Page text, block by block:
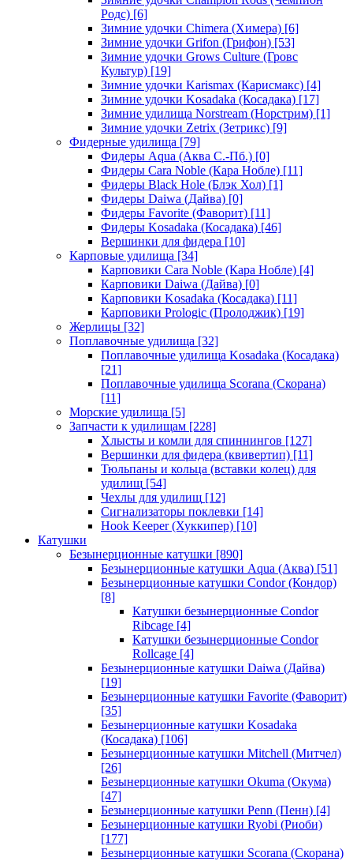
Родс) [6]
Зимние удочки Chimera (Химера) [6]
Зимние удочки Grifon (Грифон) [53]
Зимние удочки Grows Culture (Гровс
Культур) [19]
Зимние удочки Karismax (Карисмакс) [4]
Зимние удочки Kosadaka (Косадака) [17]
Зимние удилища Norstream (Норстрим) [1]
Зимние удочки Zetrix (Зетрикс) [9]
Фидерные удилища [79]
Фидеры Aqua (Аква С.-Пб.) [0]
Фидеры Cara Noble (Кара Нобле) [11]
Фидеры Black Hole (Блэк Хол) [1]
Фидеры Daiwa (Дайва) [0]
Фидеры Favorite (Фаворит) [11]
Фидеры Kosadaka (Косадака) [46]
Вершинки для фидера [10]
Карповые удилища [34]
Карповики Cara Noble (Кара Нобле) [4]
Карповики Daiwa (Дайва) [0]
Карповики Kosadaka (Косадака) [11]
Карповики Prologic (Пролоджик) [19]
Жерлицы [32]
Поплавочные удилища [32]
Поплавочные удилища Kosadaka (Косадака)
[21]
Поплавочные удилища Scorana (Скорана)
[11]
Морские удилища [5]
Запчасти к удилищам [228]
Хлысты и комли для спиннингов [127]
Вершинки для фидера (квивертип) [11]
Тюльпаны и кольца (вставки колец) для
удилищ [54]
Чехлы для удилищ [12]
Сигнализаторы поклевки [14]
Hook Keeper (Хуккипер) [10]
Катушки
Безынерционные катушки [890]
Безынерционные катушки Aqua (Аква) [51]
Безынерционные катушки Condor (Кондор)
[8]
Катушки безынерционные Condor
Ribcage [4]
Катушки безынерционные Condor
Rollcage [4]
Безынерционные катушки Daiwa (Дайва)
[19]
Безынерционные катушки Favorite (Фаворит)
[35]
Безынерционные катушки Kosadaka
(Косадака) [106]
Безынерционные катушки Mitchell (Митчел)
[26]
Безынерционные катушки Okuma (Окума)
[47]
Безынерционные катушки Penn (Пенн) [4]
Безынерционные катушки Ryobi (Риоби)
[177]
Безынерционные катушки Scorana (Скорана)